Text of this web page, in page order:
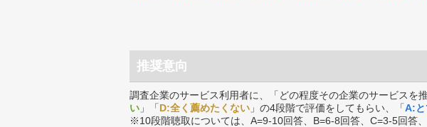
推奨意向
調査企業のサービス利用者に、「どの程度その企業のサービスを
い 」「D:全く薦めたくない 」の4段階で評価をしてもらい、「A:と
※10段階聴取については、A=9-10回答、B=6-8回答、C=3-5回答